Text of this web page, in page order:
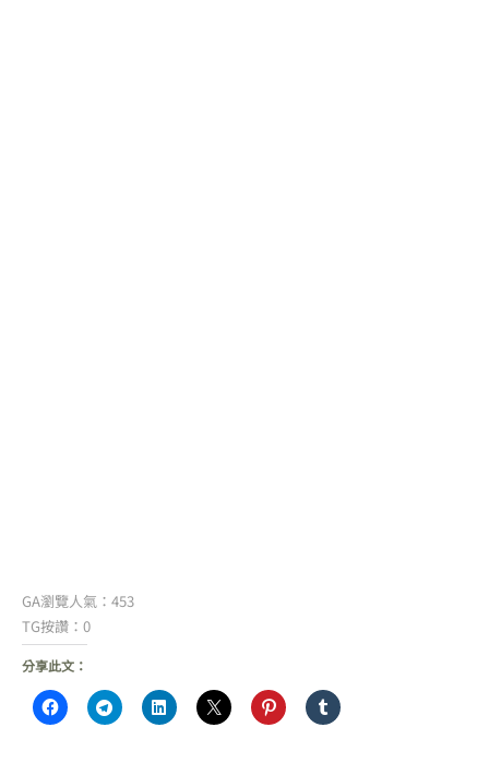
GA瀏覽人氣：453
TG按讚：0
分享此文：